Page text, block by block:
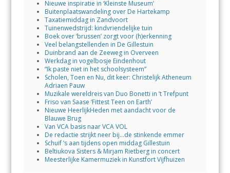
Nieuwe inspiratie in ‘Kleinste Museum’
Buitenplaatswandeling over De Hartekamp
Taxatiemiddag in Zandvoort
Tuinenwedstrijd: kindvriendelijke tuin
Boek over ‘brussen’ zorgt voor (h)erkenning
Veel belangstellenden in De Gillestuin
Duinbrand aan de Zeeweg in Overveen
Werkdag in vogelbosje Eindenhout
“Ik paste niet in het schoolsysteem”
Scholen, Toen en Nu, dit keer: Christelijk Atheneum
Adriaen Pauw
Muzikale wereldreis van Duo Bonetti in ’t Trefpunt
Friso van Saase ‘Fittest Teen on Earth’
Nieuwe HeerlijkHeden met aandacht voor de
Blauwe Brug
Van VCA basis naar VCA VOL
De redactie strijkt neer bij…de stinkende emmer
Schuif ’s aan tijdens open middag Gillestuin
Beltiukova Sisters & Mirjam Rietberg in concert
Meesterlijke Kamermuziek in Kunstfort Vijfhuizen